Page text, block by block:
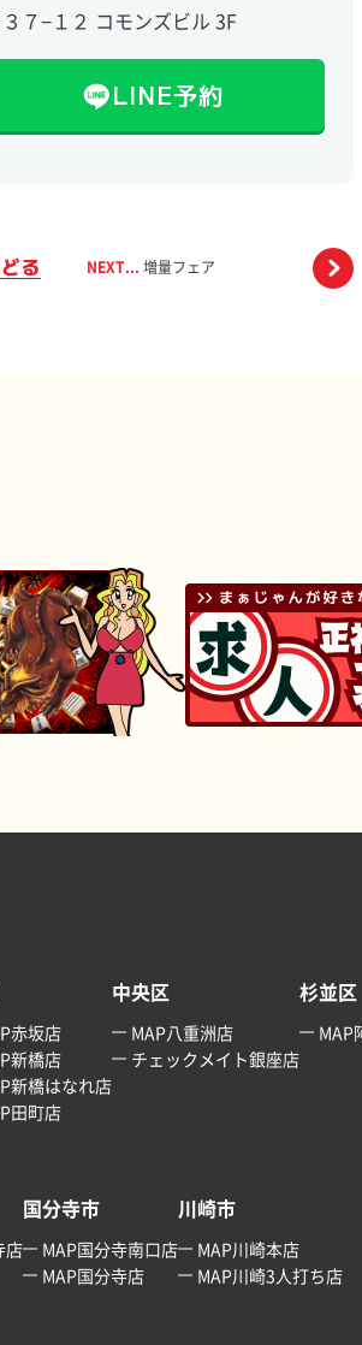
７−１２ コモンズビル 3F
LINE予約
る NEXT... 増量フェア
赤坂店
新橋店
新橋はなれ店
田町店
中央区
MAP八重洲店
チェックメイト銀座店
杉並区
MAP
店
国分寺市
MAP国分寺南口店
MAP国分寺店
川崎市
MAP川崎本店
MAP川崎3人打ち店